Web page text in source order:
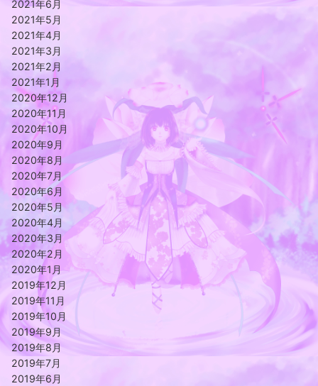
2021年6月
2021年5月
2021年4月
2021年3月
2021年2月
2021年1月
2020年12月
2020年11月
2020年10月
2020年9月
2020年8月
2020年7月
2020年6月
2020年5月
2020年4月
2020年3月
2020年2月
2020年1月
2019年12月
2019年11月
2019年10月
2019年9月
2019年8月
2019年7月
2019年6月